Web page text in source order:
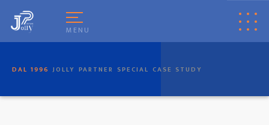
MENU
DAL 1996 JOLLY PARTNER SPECIAL CASE STUDY
Pisa
powered by